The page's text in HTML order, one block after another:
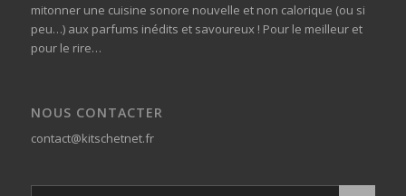
mitonner une cuisine sonore nouvelle et non calorique (ou si
peu…) aux parfums inédits et savoureux ! Pour le meilleur et
pour le rire…
NOUS CONTACTER
contact@kitschetnet.fr